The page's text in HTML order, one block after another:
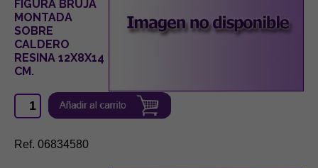
FIGURA BRUJA
MONTADA
SOBRE
CALDERO
RESINA 12X8X14
CM.
Ref. 06834580